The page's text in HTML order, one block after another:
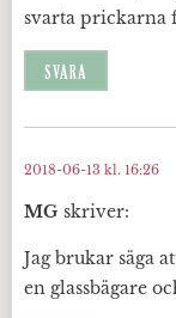
svarta prickarna
SVARA
MG skriver:
2018-06-13 kl. 16:26
Jag brukar säga
en glassbägare